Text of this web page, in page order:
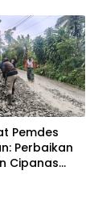
Pemdes
Perbaikan
Cipanas